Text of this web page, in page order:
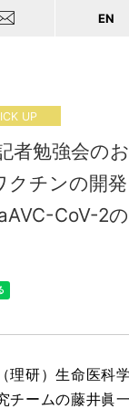
EN
UP
者勉強会の
クチンの開
CoV-2
理研）生命医科
チームの藤井眞